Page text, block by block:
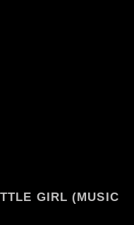
GIRL (MUSIC